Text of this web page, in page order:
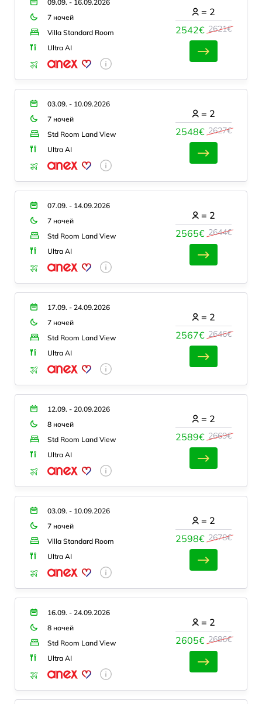
09.09. - 16.09.2026
7 ночей
Villa Standard Room
Ultra AI
2542€ 2621€
= 2
03.09. - 10.09.2026
7 ночей
Std Room Land View
Ultra AI
2548€ 2627€
= 2
07.09. - 14.09.2026
7 ночей
Std Room Land View
Ultra AI
2565€ 2644€
= 2
17.09. - 24.09.2026
7 ночей
Std Room Land View
Ultra AI
2567€ 2646€
= 2
12.09. - 20.09.2026
8 ночей
Std Room Land View
Ultra AI
2589€ 2669€
= 2
03.09. - 10.09.2026
7 ночей
Villa Standard Room
Ultra AI
2598€ 2678€
= 2
16.09. - 24.09.2026
8 ночей
Std Room Land View
Ultra AI
2605€ 2686€
= 2